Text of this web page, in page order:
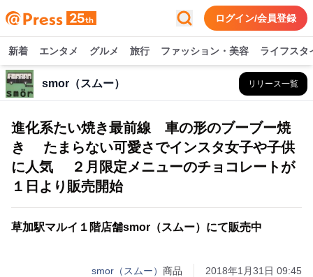
ログイン/会員登録
新着 エンタメ グルメ 旅行 ファッション・美容 ライフスタ
smor（スムー） リリース一覧
進化系たい焼き最前線 車の形のブーブー焼
き たまらない可愛さでインスタ女子や子供
に人気 ２月限定メニューのチョコレートが
１日より販売開始
草加駅マルイ１階店舗smor（スムー）にて販売中
smor（スムー） 商品 2018年1月31日 09:45